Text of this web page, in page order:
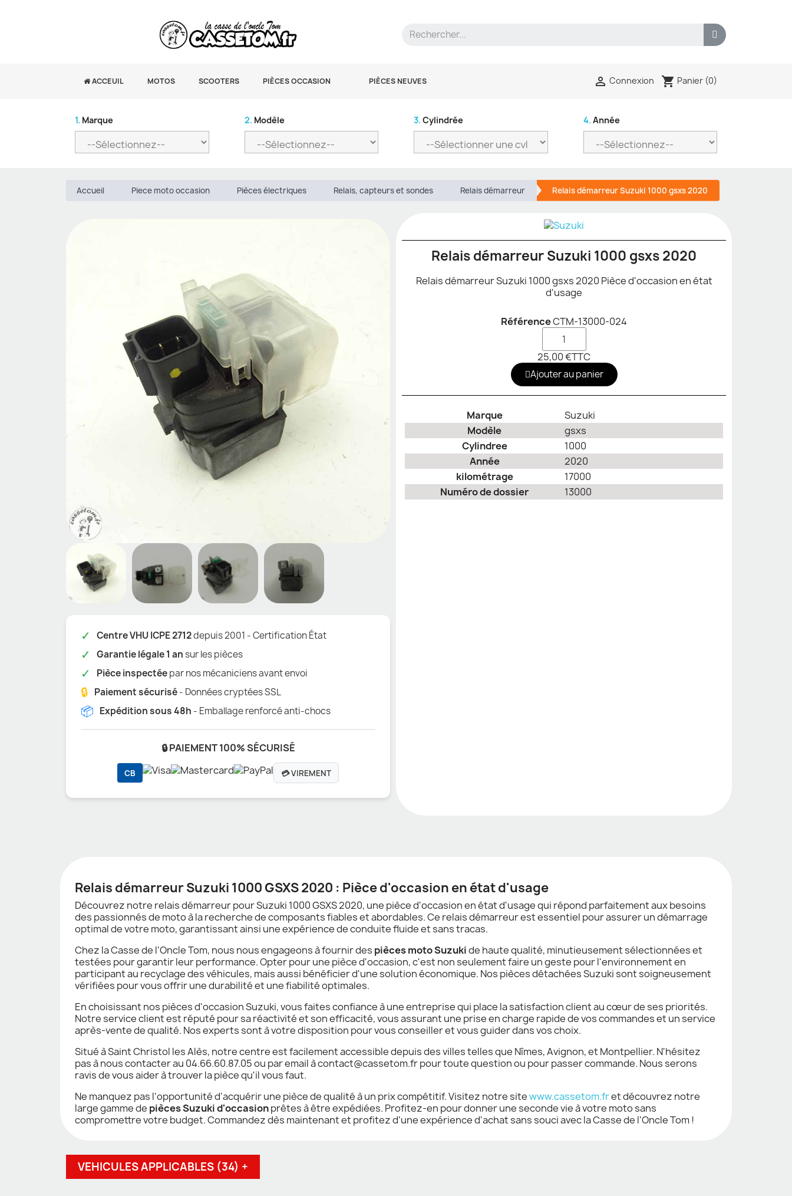
ACCEUIL MOTOS SCOOTERS PIÈCES OCCASION PIÈCES NEUVES  Connexion shopping_cart Panier (0)
1. Marque 2. Modèle 3. Cylindrée 4. Année
Accueil Piece moto occasion Pièces électriques Relais, capteurs et sondes Relais démarreur Relais démarreur Suzuki 1000 gsxs 2020
✓ Centre VHU ICPE 2712depuis 2001 - Certification État
✓ Garantie légale 1 ansur les pièces
✓ Pièce inspectéepar nos mécaniciens avant envoi
🔒 Paiement sécurisé- Données cryptées SSL
📦 Expédition sous 48h - Emballage renforcé anti-chocs
🔒 PAIEMENT 100% SÉCURISÉ
CB 💳 VIREMENT
Relais démarreur Suzuki 1000 gsxs 2020
Relais démarreur Suzuki 1000 gsxs 2020 Pièce d'occasion en état
d'usage
RéférenceCTM-13000-024
25,00 €TTC
Ajouter au panier
Marque
Suzuki
Modèle
gsxs
Cylindree
1000
Année
2020
kilométrage
17000
Numéro de dossier
13000
Relais démarreur Suzuki 1000 GSXS 2020 : Pièce d'occasion en état d'usage
Découvrez notre relais démarreur pour Suzuki 1000 GSXS 2020, une pièce d'occasion en état d'usage qui répond parfaitement aux besoins
des passionnés de moto à la recherche de composants fiables et abordables. Ce relais démarreur est essentiel pour assurer un démarrage
optimal de votre moto, garantissant ainsi une expérience de conduite fluide et sans tracas.
Chez la Casse de l'Oncle Tom, nous nous engageons à fournir des pièces moto Suzukide haute qualité, minutieusement sélectionnées et
testées pour garantir leur performance. Opter pour une pièce d'occasion, c'est non seulement faire un geste pour l'environnement en
participant au recyclage des véhicules, mais aussi bénéficier d'une solution économique. Nos pièces détachées Suzuki sont soigneusement
vérifiées pour vous offrir une durabilité et une fiabilité optimales.
En choisissant nos pièces d'occasion Suzuki, vous faites confiance à une entreprise qui place la satisfaction client au cœur de ses priorités.
Notre service client est réputé pour sa réactivité et son efficacité, vous assurant une prise en charge rapide de vos commandes et un service
après-vente de qualité. Nos experts sont à votre disposition pour vous conseiller et vous guider dans vos choix.
Situé à Saint Christol les Alès, notre centre est facilement accessible depuis des villes telles que Nîmes, Avignon, et Montpellier. N'hésitez
pas à nous contacter au 04.66.60.87.05 ou par email à contact@cassetom.fr pour toute question ou pour passer commande. Nous serons
ravis de vous aider à trouver la pièce qu'il vous faut.
Ne manquez pas l'opportunité d'acquérir une pièce de qualité à un prix compétitif. Visitez notre sitewww.cassetom.fret découvrez notre
large gamme de pièces Suzuki d'occasionprêtes à être expédiées. Profitez-en pour donner une seconde vie à votre moto sans
compromettre votre budget. Commandez dès maintenant et profitez d'une expérience d'achat sans souci avec la Casse de l'Oncle Tom !
VEHICULES APPLICABLES (34) +